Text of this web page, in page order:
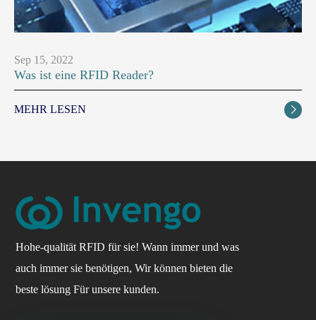
Sep 15, 2022
Was ist eine RFID Reader?
MEHR LESEN 
Hohe-qualität RFID für sie! Wann immer und was
auch immer sie benötigen, Wir können bieten die
beste lösung Für unsere kunden.